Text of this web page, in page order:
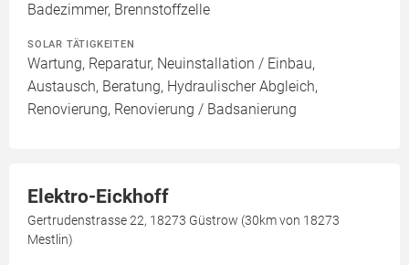
Badezimmer, Brennstoffzelle
SOLAR TÄTIGKEITEN
Wartung, Reparatur, Neuinstallation / Einbau,
Austausch, Beratung, Hydraulischer Abgleich,
Renovierung, Renovierung / Badsanierung
Elektro-Eickhoff
Gertrudenstrasse 22, 18273 Güstrow (30km von 18273
Mestlin)